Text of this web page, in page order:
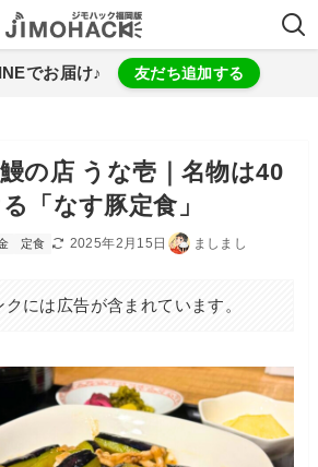
でお届け♪ 友だち追加する
鰻の店 うな壱｜名物は40
「なす豚定食」
定食 2025年2月15日 ましまし
には広告が含まれています。